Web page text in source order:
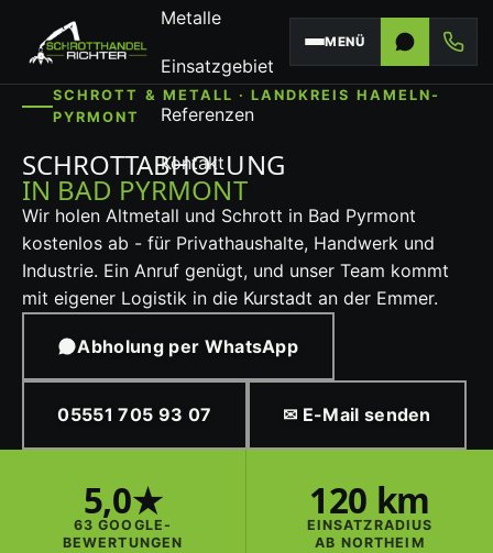
Metalle
Einsatzgebiet
Referenzen
Kontakt
MENÜ
SCHROTT & METALL · LANDKREIS HAMELN-
PYRMONT
SCHROTTABHOLUNG
IN BAD PYRMONT
Wir holen Altmetall und Schrott in Bad Pyrmont
kostenlos ab - für Privathaushalte, Handwerk und
Industrie. Ein Anruf genügt, und unser Team kommt
mit eigener Logistik in die Kurstadt an der Emmer.
Abholung per WhatsApp
05551 705 93 07 ✉ E-Mail senden
5,0★
63 GOOGLE-
BEWERTUNGEN
120 km
EINSATZRADIUS
AB NORTHEIM